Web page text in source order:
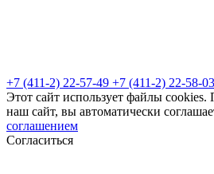
+7 (411-2) 22-57-49 +7 (411-2) 22-58-03
Этот сайт использует файлы cookies.
наш сайт, вы автоматически
соглашением
Согласиться